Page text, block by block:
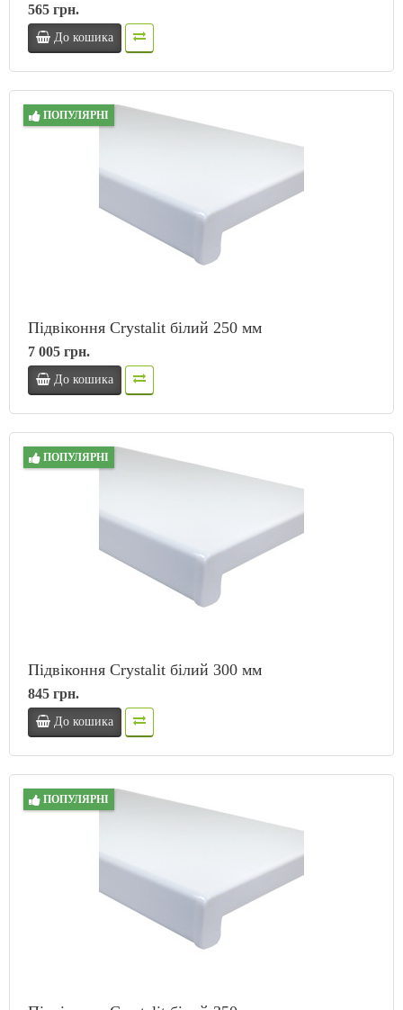
565 грн.
До кошика
ПОПУЛЯРНІ
Підвіконня Crystalit білий 250 мм
7 005 грн.
До кошика
ПОПУЛЯРНІ
Підвіконня Crystalit білий 300 мм
845 грн.
До кошика
ПОПУЛЯРНІ